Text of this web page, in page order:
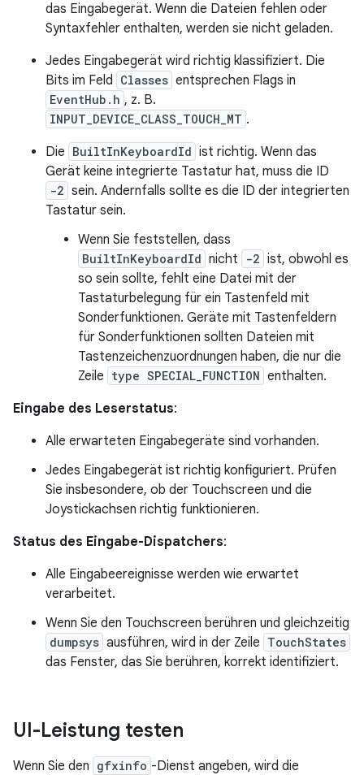
das Eingabegerät. Wenn die Dateien fehlen oder
Syntaxfehler enthalten, werden sie nicht geladen.
Jedes Eingabegerät wird richtig klassifiziert. Die
Bits im Feld Classes entsprechen Flags in
EventHub.h , z. B.
INPUT_DEVICE_CLASS_TOUCH_MT .
Die BuiltInKeyboardId ist richtig. Wenn das
Gerät keine integrierte Tastatur hat, muss die ID
-2 sein. Andernfalls sollte es die ID der integrierten
Tastatur sein.
Wenn Sie feststellen, dass
BuiltInKeyboardId nicht -2 ist, obwohl es
so sein sollte, fehlt eine Datei mit der
Tastaturbelegung für ein Tastenfeld mit
Sonderfunktionen. Geräte mit Tastenfeldern
für Sonderfunktionen sollten Dateien mit
Tastenzeichenzuordnungen haben, die nur die
Zeile type SPECIAL_FUNCTION enthalten.
Eingabe des Leserstatus:
Alle erwarteten Eingabegeräte sind vorhanden.
Jedes Eingabegerät ist richtig konfiguriert. Prüfen
Sie insbesondere, ob der Touchscreen und die
Joystickachsen richtig funktionieren.
Status des Eingabe-Dispatchers:
Alle Eingabeereignisse werden wie erwartet
verarbeitet.
Wenn Sie den Touchscreen berühren und gleichzeitig
dumpsys ausführen, wird in der Zeile TouchStates
das Fenster, das Sie berühren, korrekt identifiziert.
UI-Leistung testen
Wenn Sie den gfxinfo -Dienst angeben, wird die